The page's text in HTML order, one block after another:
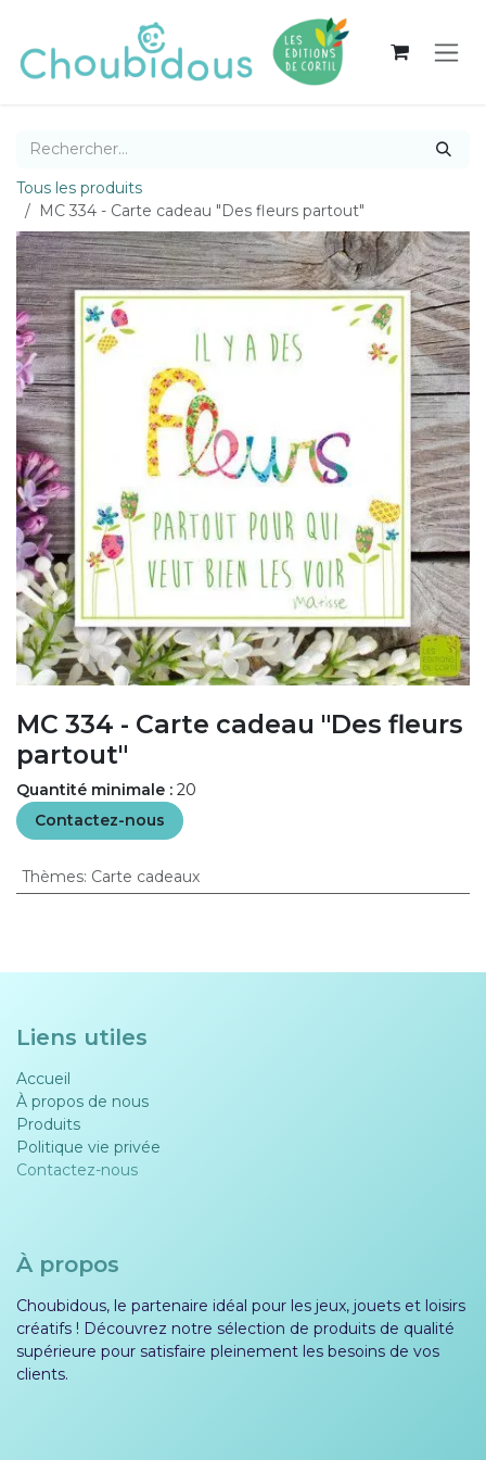
Tous les produits
MC 334 - Carte cadeau "Des fleurs partout"
MC 334 - Carte cadeau "Des fleurs
partout"
Quantité minimale : 20
Contactez-nous
Thèmes: Carte cadeaux
Liens utiles
Accueil
À propos de nous
Produits
Politique vie privée​​
Contactez-nous
À propos
Choubidous, le partenaire idéal pour les jeux, jouets et loisirs
créatifs ! Découvrez notre sélection de produits de qualité
supérieure pour satisfaire pleinement les besoins de vos
clients.